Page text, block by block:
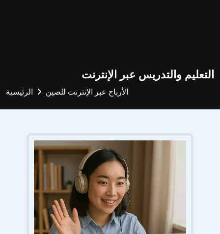
التعليم والتدريس عبر الإنترنت
الرئيسية الأرباح عبر الإنترنت للصين